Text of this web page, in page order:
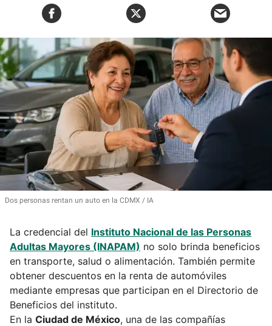
Dos personas rentan un auto en la CDMX IA
La credencial del Instituto Nacional de las Personas
Adultas Mayores (INAPAM) no solo brinda beneficios
en transporte, salud o alimentación. También permite
obtener descuentos en la renta de automóviles
mediante empresas que participan en el Directorio de
Beneficios del instituto.
En la Ciudad de México, una de las compañías